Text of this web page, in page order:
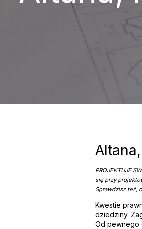
PROJEKTUJE
się przy
Sprawdzisz też,
Kwestie
dziedziny.
Od pewnego